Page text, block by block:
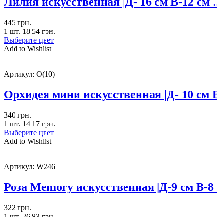
445 грн.
1 шт. 18.54 грн.
Выберите цвет
Add to Wishlist
Артикул: O(10)
Орхидея мини искусственная |Д- 10 см
340 грн.
1 шт. 14.17 грн.
Выберите цвет
Add to Wishlist
Артикул: W246
Роза Memory искусственная |Д-9 см В-8
322 грн.